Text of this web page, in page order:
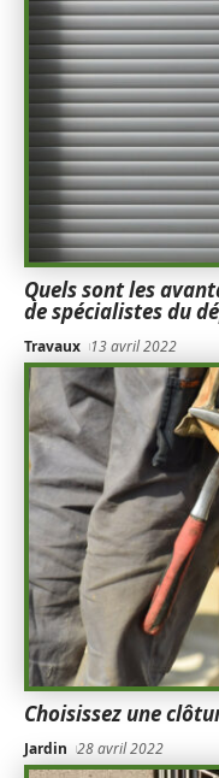
Quels sont les
de spécialistes du
Travaux 13 avril 2022
Choisissez une
Jardin 28 avril 2022